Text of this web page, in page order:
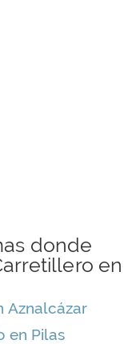
donde
en
Aznalcázar
en Pilas